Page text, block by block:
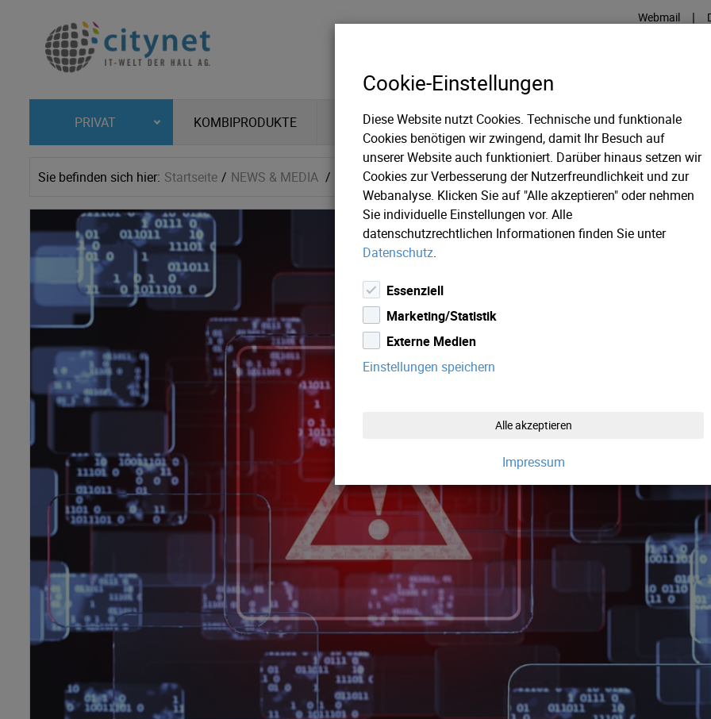
Webmail |
PRIVAT KOMBIPRODUKTE INTERNET TV GLASFASER
Sie befinden sich hier: Startseite NEWS & MEDIA News 2019 Achtung: Betrügerische E-Mails im Umlauf
Cookie-Einstellungen
Diese Website nutzt Cookies. Technische und funktionale
Cookies benötigen wir zwingend, damit Ihr Besuch auf
unserer Website auch funktioniert. Darüber hinaus setzen wir
Cookies zur Verbesserung der Nutzerfreundlichkeit und zur
Webanalyse. Klicken Sie auf "Alle akzeptieren" oder nehmen
Sie individuelle Einstellungen vor. Alle
datenschutzrechtlichen Informationen finden Sie unter
Datenschutz.
Essenziell
Marketing/Statistik
Externe Medien
Einstellungen speichern
Alle akzeptieren
Impressum